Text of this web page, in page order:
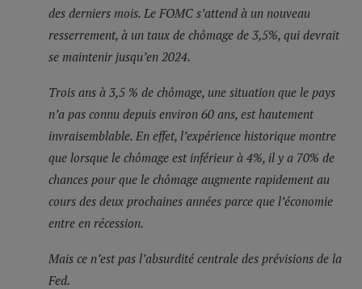
des derniers mois. Le FOMC s’attend à un nouveau
resserrement, à un taux de chômage de 3,5%, qui devrait
se maintenir jusqu’en 2024.
Trois ans à 3,5 % de chômage, une situation que le pays
n’a pas connu depuis environ 60 ans, est hautement
invraisemblable. En effet, l’expérience historique montre
que lorsque le chômage est inférieur à 4%, il y a 70% de
chances pour que le chômage augmente rapidement au
cours des deux prochaines années parce que l’économie
entre en récession.
Mais ce n’est pas l’absurdité centrale des prévisions de la
Fed.